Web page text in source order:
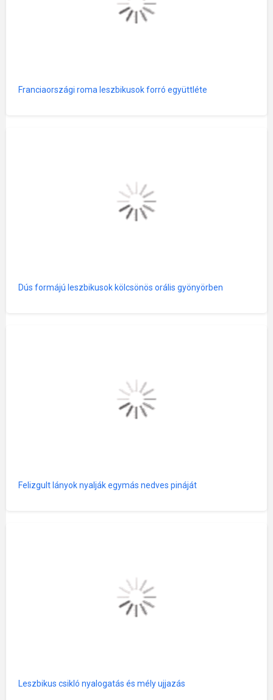
Franciaországi roma leszbikusok forró együttléte
Dús formájú leszbikusok kölcsönös orális gyönyörben
Felizgult lányok nyalják egymás nedves pináját
Leszbikus csikló nyalogatás és mély ujjazás